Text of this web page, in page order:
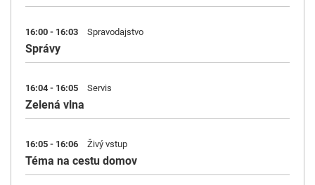
16:00 - 16:03 Spravodajstvo
Správy
16:04 - 16:05 Servis
Zelená vlna
16:05 - 16:06 Živý vstup
Téma na cestu domov